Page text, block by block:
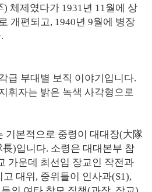
체제였다가 1931년 11월에 상
개편되고, 1940년 9월에 병장
급 부대별 보직 이야기입니다.
휘자는 밝은 녹색 사각형으로
기본적으로 중령이 대대장(大隊
)입니다. 소령은 대대본부 참
가운데 최선임 장교인 작전과
대위, 중위들이 인사과(S1),